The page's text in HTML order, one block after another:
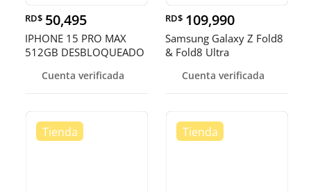
RD$ 50,495
IPHONE 15 PRO MAX
512GB DESBLOQUEADO
Cuenta verificada
RD$ 109,990
Samsung Galaxy Z Fold8
& Fold8 Ultra
Cuenta verificada